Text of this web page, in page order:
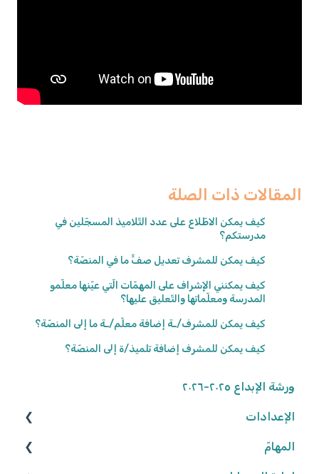
المقالات ذات الصلة
كيف يمكن الاطّلاع على عدد التّلاميذ المسجّلين في
مدرستكم؟
كيف يمكن للمشرف تعديل صفٍّ ما في المنصّة؟
كيف يمكنني الإِشراف على المهمّات الّتي عيّنها معلّمو
المدرسة ومعلّماتها والتّعليق عليها؟
كيف يمكن للمشرف/ـة إضافة معلّم/ـة ما إلى المنصّة؟
كيف يمكن للمشرف إضافة تلميذ/ة إلى المنصّة؟
ورشة الإبداع ٢٠٢٥-٢٠٢٦
الإعدادات
الوصول إلى المنصّةالمهامّ